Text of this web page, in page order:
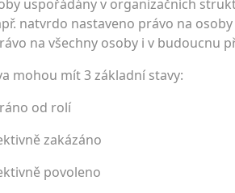
uspořádány v organizačních
natvrdo nastaveno právo na
na všechny osoby i v budoucnu
mohou mít 3 základní stavy:
od rolí
zakázáno
povoleno